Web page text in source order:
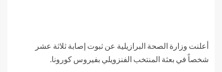
أعلنت وزارة الصحة البرازيلية عن ثبوت إصابة ثلاثة عشر
شخصاً في بعثة المنتخب الفنزويلي بفيروس كورونا.